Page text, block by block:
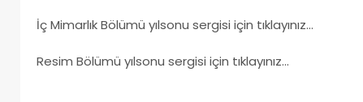
İç Mimarlık Bölümü yılsonu sergisi için tıklayınız...
Resim Bölümü yılsonu sergisi için tıklayınız...